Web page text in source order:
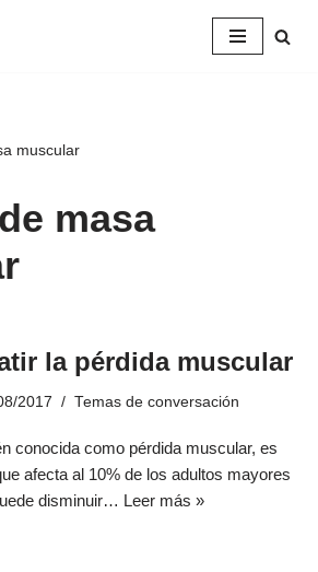
muscular
masa
la pérdida muscular
2017 Temas de conversación
conocida como pérdida muscular, es
afecta al 10% de los adultos mayores
disminuir… Leer más »